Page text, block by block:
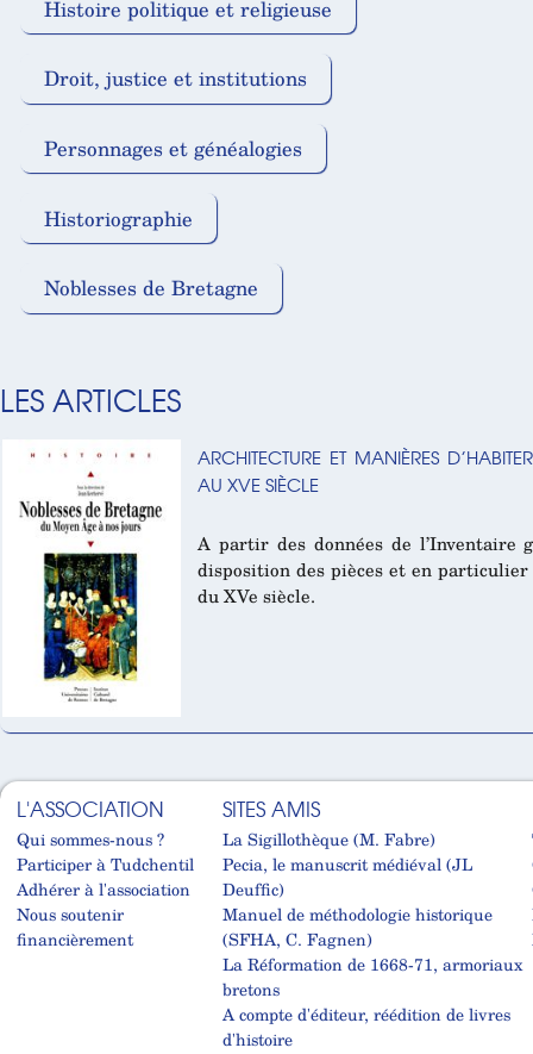
Histoire politique et religieuse
Droit, justice et institutions
Personnages et généalogies
Historiographie
Noblesses de Bretagne
LES ARTICLES
ARCHITECTURE ET MANIÈRES
AU XVE SIÈCLE
A partir des données de l’Inventaire
disposition des pièces et en
du XVe siècle.
L'ASSOCIATION
Qui sommes-nous ?
Participer à Tudchentil
Adhérer à l'association
Nous soutenir
financièrement
SITES AMIS
La Sigillothèque (M. Fabre)
Pecia, le manuscrit médiéval (JL
Deuffic)
Manuel de méthodologie historique
(SFHA, C. Fagnen)
La Réformation de 1668-71, armoriaux
bretons
A compte d'éditeur, réédition de livres
d'histoire